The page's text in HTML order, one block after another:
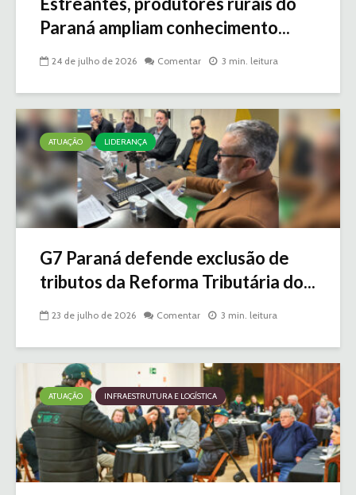
Paraná ampliam conhecimento...
24 de julho de 2026 Comentar 3 min. leitura
ATUAÇÃO LIDERANÇA
G7 Paraná defende exclusão de
tributos da Reforma Tributária do...
23 de julho de 2026 Comentar 3 min. leitura
ATUAÇÃO INFRAESTRUTURA E LOGÍSTICA